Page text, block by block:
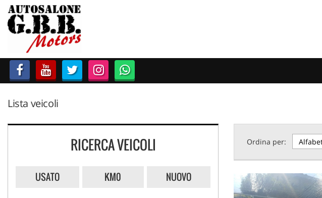
HOME
LISTA VEICOLI
ACCESSORI E RICAMBI
ACQUISTIAMO USATO
Lista veicoli
RICERCA VEICOLI
USATO KM0 NUOVO
Ordina per: